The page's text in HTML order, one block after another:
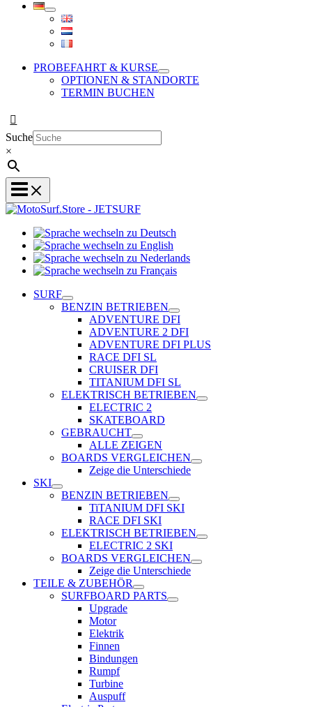
PROBEFAHRT & KURSE
OPTIONEN & STANDORTE
TERMIN BUCHEN
Suche
×
zu
Deutsch
wechseln
zu
Sprache
Sprache
Français
SURF
BENZIN BETRIEBEN
ADVENTURE DFI
ADVENTURE 2 DFI
ADVENTURE DFI PLUS
RACE DFI SL
CRUISER DFI
TITANIUM DFI SL
ELEKTRISCH BETRIEBEN
ELECTRIC 2
SKATEBOARD
GEBRAUCHT
ALLE ZEIGEN
BOARDS VERGLEICHEN
Zeige die Unterschiede
SKI
BENZIN BETRIEBEN
TiTANIUM DFI SKI
RACE DFI SKI
ELEKTRISCH BETRIEBEN
ELECTRIC 2 SKI
BOARDS VERGLEICHEN
Zeige die Unterschiede
TEILE & ZUBEHÖR
SURFBOARD PARTS
Upgrade
Motor
Elektrik
Finnen
Bindungen
Rumpf
Turbine
Auspuff